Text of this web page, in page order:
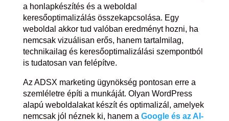
a honlapkészítés és a weboldal
keresőoptimalizálás összekapcsolása. Egy
weboldal akkor tud valóban eredményt hozni, ha
nemcsak vizuálisan erős, hanem tartalmilag,
technikailag és keresőoptimalizálási szempontból
is tudatosan van felépítve.
Az ADSX marketing ügynökség pontosan erre a
szemléletre építi a munkáját. Olyan WordPress
alapú weboldalakat készít és optimalizál, amelyek
nemcsak jól néznek ki, hanem a Google és az AI-